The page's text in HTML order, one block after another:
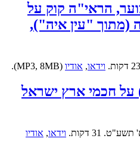
הראי"ה קוק על
"עין איה"),
וידאו, אודיו (MP3, 8MB).
חכמי ארץ ישראל
31 דקות. וידאו, אודיו